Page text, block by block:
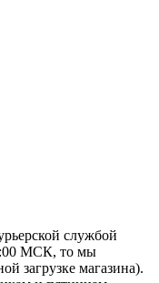
службой
МСК, то мы
загрузке магазина).